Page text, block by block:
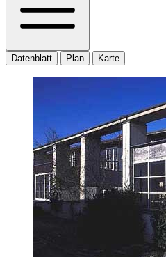
Datenblatt Plan Karte